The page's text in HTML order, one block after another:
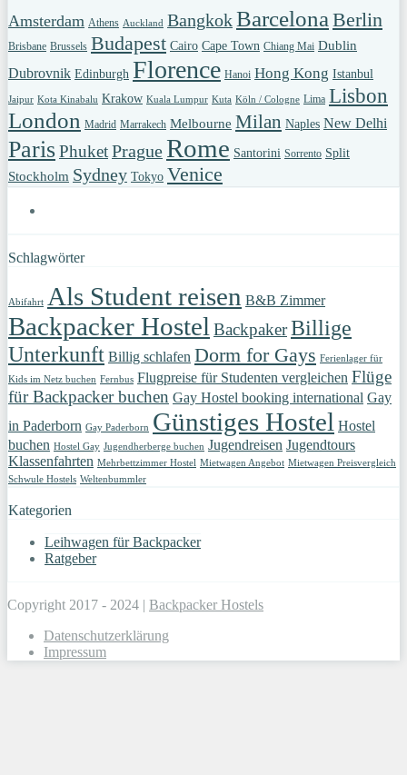
Amsterdam Athens Auckland BangkokBarcelona Berlin
Brisbane Brussels Budapest Cairo Cape Town Chiang Mai Dublin
Dubrovnik Edinburgh Florence Hanoi Hong Kong Istanbul
Jaipur Kota Kinabalu Krakow Kuala Lumpur Kuta Köln / Cologne Lima Lisbon
London Madrid Marrakech Melbourne Milan Naples New Delhi
ParisPhuketPragueRome Santorini Sorrento Split
Stockholm Sydney Tokyo Venice
Schlagwörter
Abifahrt Als Student reisen B&B Zimmer
Backpacker Hostel BackpakerBillige
Unterkunft Billig schlafen Dorm for Gays Ferienlager für
Kids im Netz buchen Fernbus Flugpreise für Studenten vergleichen Flüge
für Backpacker buchen Gay Hostel booking international Gay
in Paderborn Gay Paderborn Günstiges Hostel Hostel
buchen Hostel Gay Jugendherberge buchen Jugendreisen Jugendtours
Klassenfahrten Mehrbettzimmer Hostel Mietwagen Angebot Mietwagen Preisvergleich
Schwule Hostels Weltenbummler
Kategorien
Leihwagen für Backpacker
Ratgeber
Copyright 2017 - 2024 | Backpacker Hostels
Datenschutzerklärung
Impressum